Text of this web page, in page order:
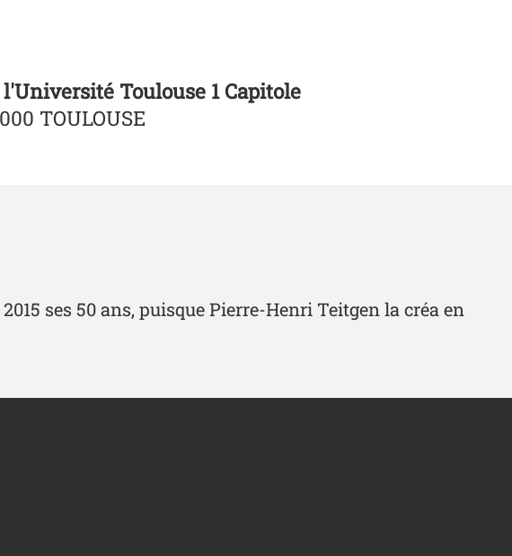
Toulouse 1 Capitole
TOULOUSE
ses 50 ans, puisque Pierre-Henri Teitgen la créa en